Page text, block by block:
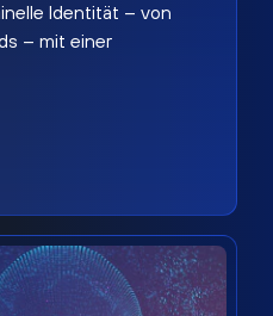
Identität – von
– mit einer